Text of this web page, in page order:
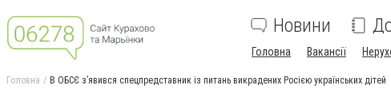
Новини
Головна Вакансії
Головна В ОБСЄ з’явився спецпредставник із питань викрадених Росією українських дітей